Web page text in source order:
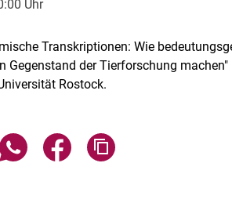
Uhr
Transkriptionen: Wie
Gegenstand der Tierforschung
Rostock.
über E-Mail teilen
Seite über WhatsApp teilen
Seite über Facebook teilen